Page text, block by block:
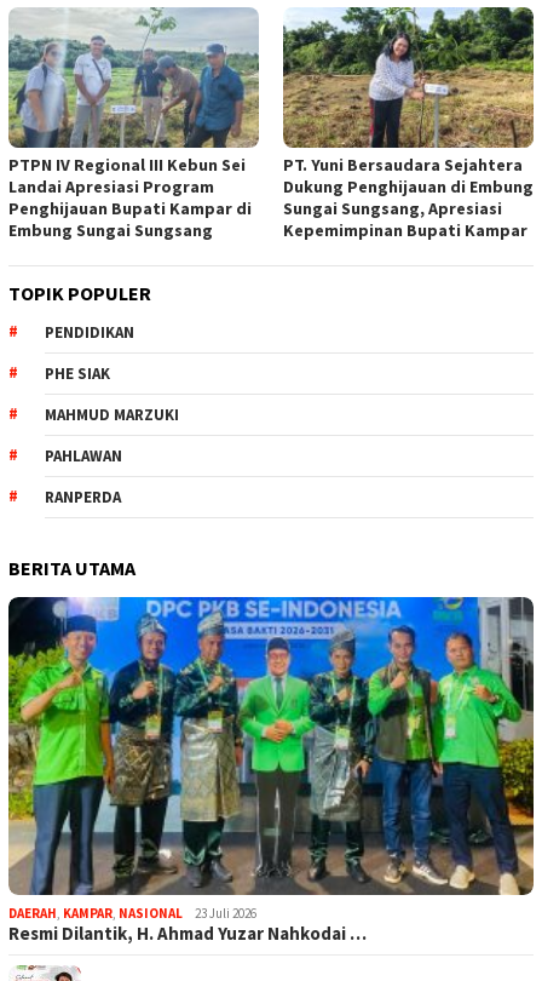
PTPN IV Regional III Kebun Sei
Landai Apresiasi Program
Penghijauan Bupati Kampar di
Embung Sungai Sungsang
PT. Yuni Bersaudara Sejahtera
Dukung Penghijauan di Embung
Sungai Sungsang, Apresiasi
Kepemimpinan Bupati Kampar ‎
TOPIK POPULER
PENDIDIKAN
PHE SIAK
MAHMUD MARZUKI
PAHLAWAN
RANPERDA
BERITA UTAMA
DAERAH, KAMPAR, NASIONAL 23 Juli 2026
Resmi Dilantik, H. Ahmad Yuzar Nahkodai …